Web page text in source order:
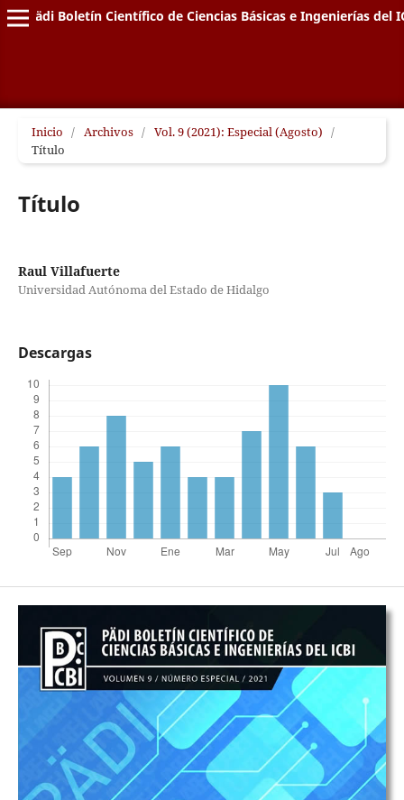
Pädi Boletín Científico de Ciencias Básicas e Ingenierías del
Inicio / Archivos / Vol. 9 (2021): Especial (Agosto) /
Título
Título
Raul Villafuerte
Universidad Autónoma del Estado de Hidalgo
Descargas